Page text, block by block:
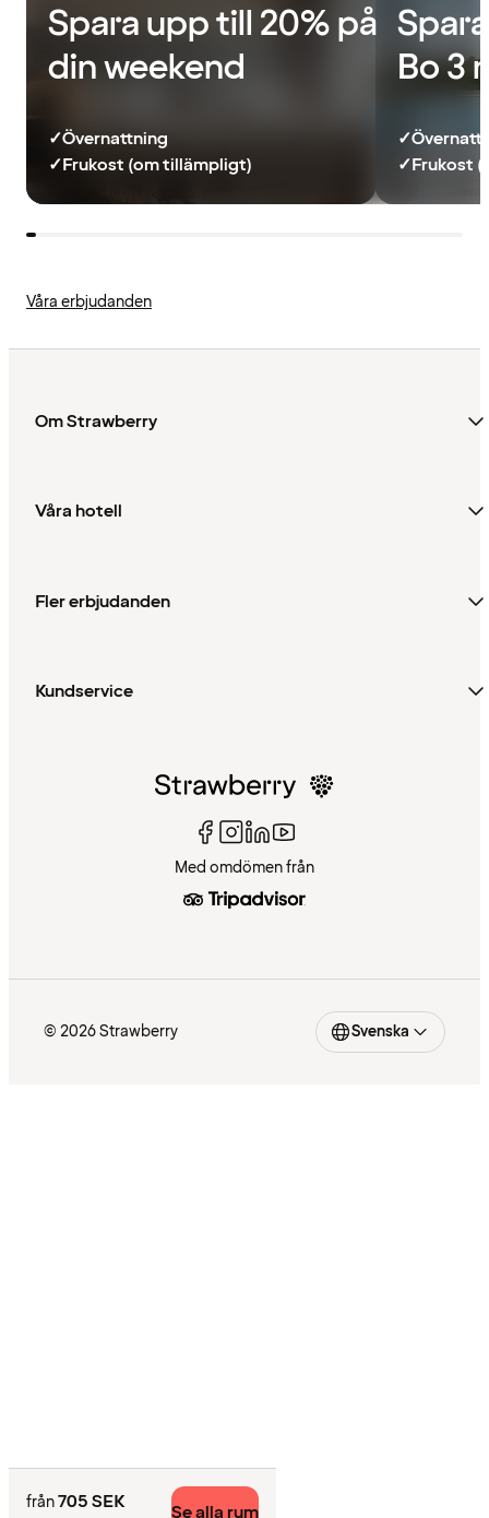
från705 SEK Se alla rum
Spara upp till 20% på
din weekend
✓Övernattning
✓Frukost (om tillämpligt)
Bo 3
✓
✓Frukost
Våra erbjudanden
Om Strawberry
Våra hotell
Fler erbjudanden
Kundservice
Med omdömen från
© 2026 Strawberry Svenska